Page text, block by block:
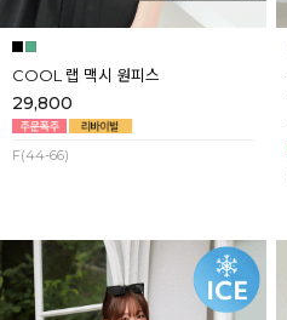
COOL 랩 맥시 원피스
29,800
F(44-66)